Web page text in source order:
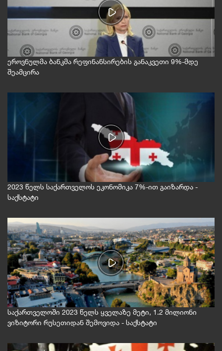
უმრავლესობა კი ამბობს, რომ პირადად იცნობს
ისეთ ადამიანს, ვინც ბოლო 12 თვის
განმავლობაში ემიგრაციაში წავიდა.
რაც შეეხება ემიგრაციაში წასვლის მიზეზებს,
უმრავლესობის თქმით, მთავარი მიზეზი
ნაკლებობაა.
ეროვნულმა ბანკმა რეფინანსირების განაკვეთი 9%-მდე
შეამცირა
2023 წელს საქართველოს ეკონომიკა 7%-ით გაიზარდა -
საქსტატი
საქართველოში 2023 წელს ყველაზე მეტი, 1.2 მილიონი
ვიზიტორი რუსეთიდან შემოვიდა - საქსტატი